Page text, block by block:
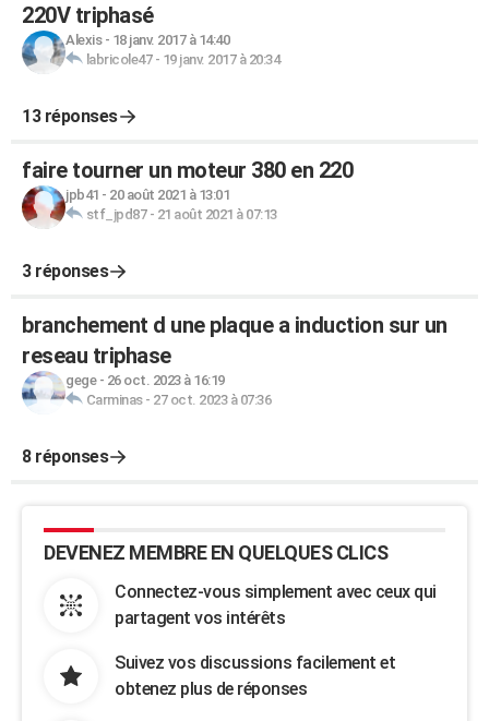
220V triphasé
Alexis- 18 janv. 2017 à 14:40
labricole47- 19 janv. 2017 à 20:34
13 réponses
faire tourner un moteur 380 en 220
jpb41 - 20 août 2021 à 13:01
stf_jpd87- 21 août 2021 à 07:13
3 réponses
branchement d une plaque a induction sur un
reseau triphase
gege- 26 oct. 2023 à 16:19
Carminas- 27 oct. 2023 à 07:36
8 réponses
DEVENEZ MEMBRE EN QUELQUES CLICS
Connectez-vous simplement avec ceux qui
partagent vos intérêts
Suivez vos discussions facilement et
obtenez plus de réponses